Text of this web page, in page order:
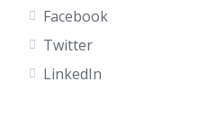
Facebook
Twitter
LinkedIn